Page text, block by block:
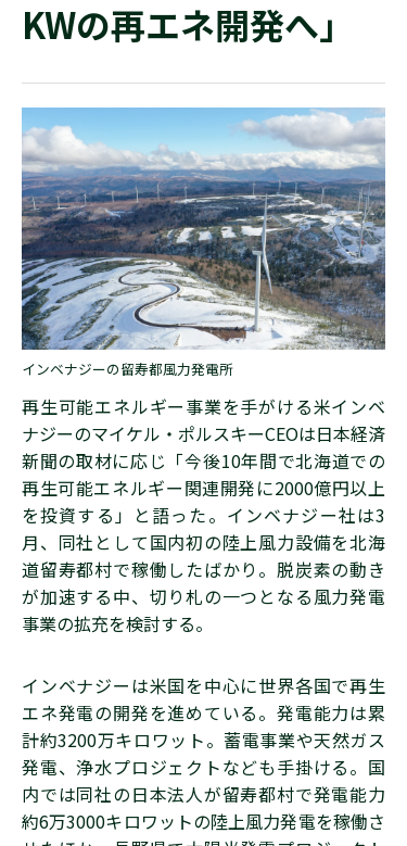
KWの再エネ開発へ」
インベナジーの留寿都風力発電所
再生可能エネルギー事業を手がける米インベ
ナジーのマイケル・ポルスキーCEOは日本経済
新聞の取材に応じ「今後10年間で北海道での
再生可能エネルギー関連開発に2000億円以上
を投資する」と語った。インベナジー社は3
月、同社として国内初の陸上風力設備を北海
道留寿都村で稼働したばかり。脱炭素の動き
が加速する中、切り札の一つとなる風力発電
事業の拡充を検討する。
インベナジーは米国を中心に世界各国で再生
エネ発電の開発を進めている。発電能力は累
計約3200万キロワット。蓄電事業や天然ガス
発電、浄水プロジェクトなども手掛ける。国
内では同社の日本法人が留寿都村で発電能力
約6万3000キロワットの陸上風力発電を稼働さ